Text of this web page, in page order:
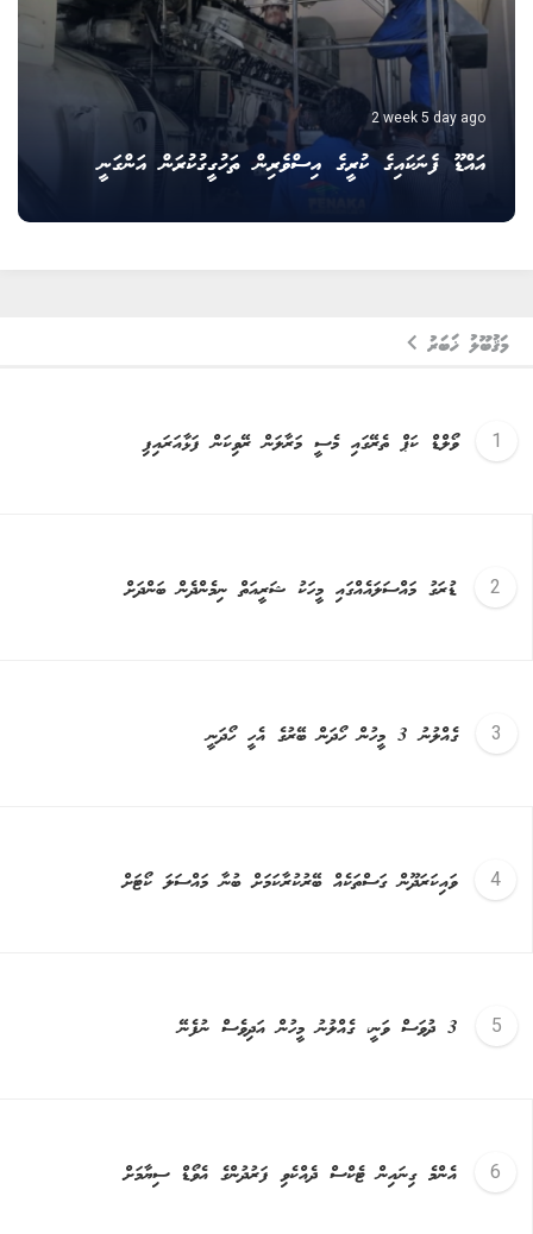
2 week 5 day ago
އައްޑޫ ފެނަކައިގެ ކުރީގެ އިސްވެރިން ތަހުގީގުކުރަން އަންގަނީ
މަޤުބޫލު ޚަބަރު
ވޯލްޑް ކަޕް ތެރޭގައި މެސީ މަރާލަން ރޭވިކަން ފަޅާއަރައިފި
ޑުރަގު މައްސަލައެއްގައި މީހަކު ޝަރީއަތް ނިމެންދެން ބަންދަށް
ގެއްލުނު 3 މީހުން ހޯދަން ބޭރުގެ އެހީ ހޯދަނީ
ވައިކަރަދޫން ގަސްތަކެއް ބޭރުކުރާކަމަށް ބުނާ މައްސަލަ ކޯޓަށް
3 ދުވަސް ވަނީ، ގެއްލުނު މީހުން އަދިވެސް ނުފެނޭ
އެންމެ ގިނައިން ޓެކްސް ދެއްކެވި ފަރުދުންގެ އެވޯޑް ސިޔާމަށް